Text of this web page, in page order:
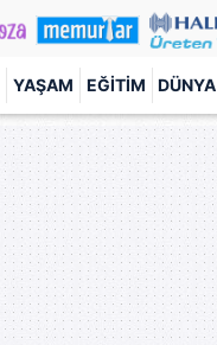
YAŞAM EĞITIM DÜNYA